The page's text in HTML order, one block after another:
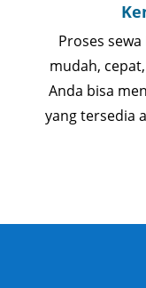
Proses
mudah,
Anda bisa
yang tersedia